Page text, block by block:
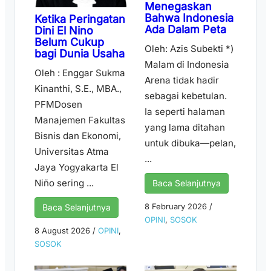
Ketika Peringatan
Dini El Nino
Belum Cukup
bagi Dunia Usaha
Oleh : Enggar Sukma
Kinanthi, S.E., MBA.,
PFMDosen
Manajemen Fakultas
Bisnis dan Ekonomi,
Universitas Atma
Jaya Yogyakarta El
Niño sering ...
Baca Selanjutnya
8 August 2026 / OPINI,
SOSOK
Menegaskan
Bahwa Indonesia
Ada Dalam Peta
Oleh: Azis Subekti *)
Malam di Indonesia
Arena tidak hadir
sebagai kebetulan.
Ia seperti halaman
yang lama ditahan
untuk dibuka—pelan,
...
Baca Selanjutnya
8 February 2026 /
OPINI, SOSOK